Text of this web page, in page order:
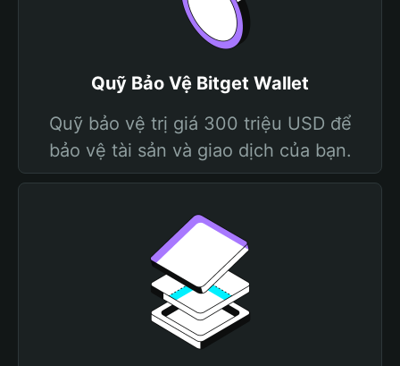
Quỹ Bảo Vệ Bitget Wallet
Quỹ bảo vệ trị giá 300 triệu USD để
bảo vệ tài sản và giao dịch của bạn.